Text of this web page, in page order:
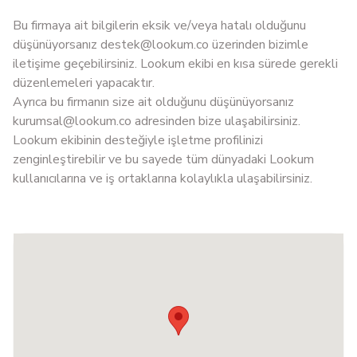
Bu firmaya ait bilgilerin eksik ve/veya hatalı olduğunu
düşünüyorsanız destek@lookum.co üzerinden bizimle
iletişime geçebilirsiniz. Lookum ekibi en kısa sürede gerekli
düzenlemeleri yapacaktır.
Ayrıca bu firmanın size ait olduğunu düşünüyorsanız
kurumsal@lookum.co adresinden bize ulaşabilirsiniz.
Lookum ekibinin desteğiyle işletme profilinizi
zenginleştirebilir ve bu sayede tüm dünyadaki Lookum
kullanıcılarına ve iş ortaklarına kolaylıkla ulaşabilirsiniz.